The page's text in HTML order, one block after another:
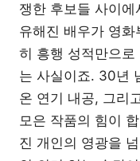
쟁한 후보들 사이
유해진 배우가 영
히 흥행 성적만으
는 사실이죠. 30년
온 연기 내공, 그리
모은 작품의 힘이
진 개인의 영광을